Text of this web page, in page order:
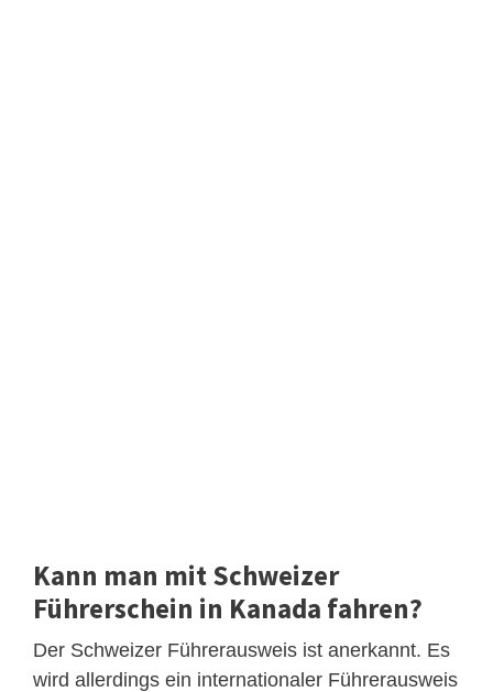
Kann man mit Schweizer
Führerschein in Kanada fahren?
Der Schweizer Führerausweis ist anerkannt. Es
wird allerdings ein internationaler Führerausweis